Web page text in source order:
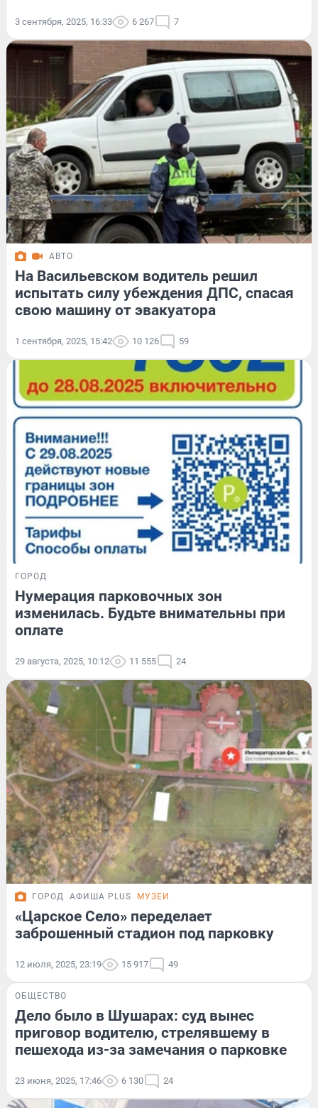
3 сентября, 2025, 16:33 6 267 7
АВТО
На Васильевском водитель решил
испытать силу убеждения ДПС, спасая
свою машину от эвакуатора
1 сентября, 2025, 15:42 10 126 59
ГОРОД
Нумерация парковочных зон
изменилась. Будьте внимательны при
оплате
29 августа, 2025, 10:12 11 555 24
ГОРОД АФИША PLUS МУЗЕИ
«Царское Село» переделает
заброшенный стадион под парковку
12 июля, 2025, 23:19 15 917 49
ОБЩЕСТВО
Дело было в Шушарах: суд вынес
приговор водителю, стрелявшему в
пешехода из-за замечания о парковке
23 июня, 2025, 17:46 6 130 24